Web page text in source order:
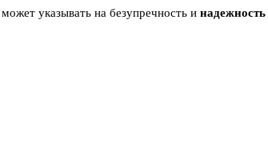
указывать на безупречность инадежность